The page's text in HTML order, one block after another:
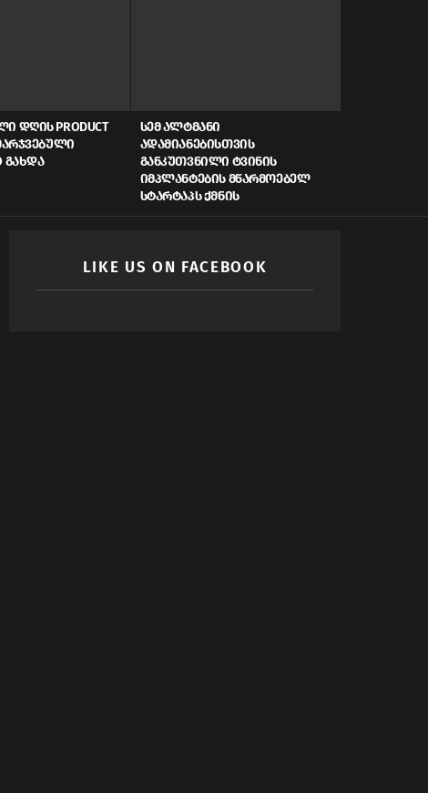
ᲓᲦᲘᲡ PRODUCT
ᲒᲐᲮᲓᲐ
ᲡᲔᲛ ᲐᲚᲢᲛᲐᲜᲘ
ᲐᲓᲐᲛᲘᲐᲜᲔᲑᲘᲡᲗᲕᲘᲡ
ᲒᲐᲜᲙᲣᲗᲕᲜᲘᲚᲘ ᲢᲕᲘᲜᲘᲡ
ᲘᲛᲞᲚᲐᲜᲢᲔᲑᲘᲡ ᲛᲬᲐᲠᲛᲝᲔᲑᲔᲚ
ᲡᲢᲐᲠᲢᲐᲞᲡ ᲥᲛᲜᲘᲡ
LIKE US ON FACEBOOK